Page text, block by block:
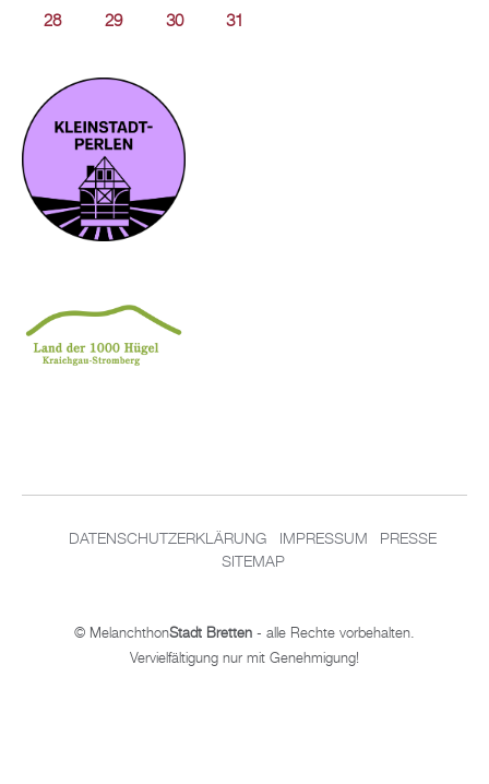
28 29 30 31
DATENSCHUTZERKLÄRUNG IMPRESSUM
PRESSE
SITEMAP
© MelanchthonStadt Bretten - alle Rechte vorbehalten.
Vervielfältigung nur mit Genehmigung!